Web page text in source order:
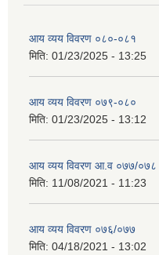
आय व्यय विवरण ०८०-०८१
मिति: 01/23/2025 - 13:25
आय व्यय विवरण ०७९-०८०
मिति: 01/23/2025 - 13:12
आय व्यय विवरण आ.व ०७७/०७८
मिति: 11/08/2021 - 11:23
आय व्यय विवरण ०७६/०७७
मिति: 04/18/2021 - 13:02